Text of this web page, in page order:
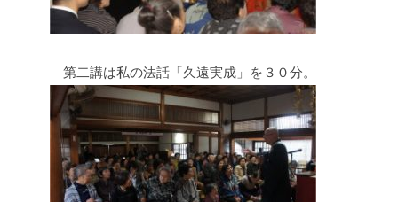
第二講は私の法話「久遠実成」を３０分。